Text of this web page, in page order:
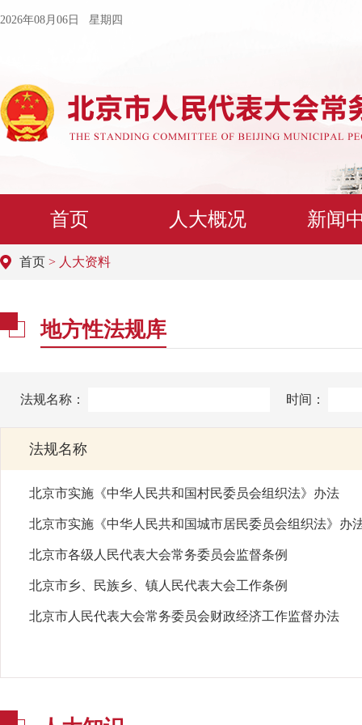
2026年08月06日 星期四
首页 人大概况 新闻
首页 > 人大资料
地方性法规库
法规名称： 时间：
法规名称
​北京市实施《中华人民共和国村民委员会组织法》办法
北京市实施《中华人民共和国城市居民委员会组织法》办
北京市各级人民代表大会常务委员会监督条例
​北京市乡、民族乡、镇人民代表大会工作条例
北京市人民代表大会常务委员会财政经济工作监督办法